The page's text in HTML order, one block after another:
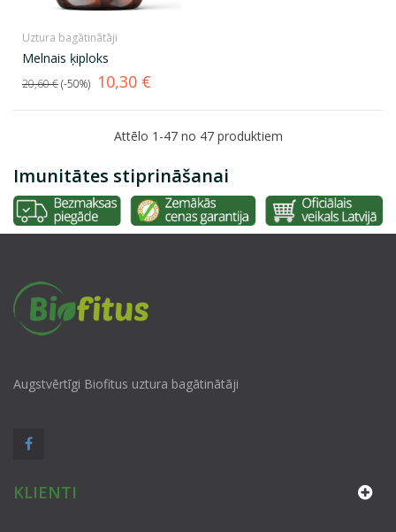
Uztura bagātinātāji
Melnais ķiploks
Standarta
cena
20,60 € -50% Cena
10,30 €
Attēlo 1-47 no 47 produktiem
Imunitātes stiprināšanai
Augstvērtīgi Biofitus uztura bagātinātāji
KLIENTI